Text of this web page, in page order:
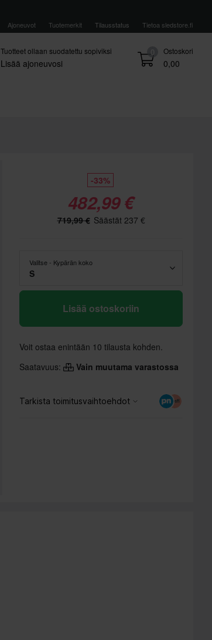
Ajoneuvot Tuotemerkit Tilausstatus Tietoa sledstore.fi
0 Ostoskori
0,00
Tuotteet ollaan suodatettu sopiviksi
Lisää ajoneuvosi
-33%
482,99 €
719,99 € Säästät 237 €
Valitse - Kypärän koko
S
Lisää ostoskoriin
Voit ostaa enintään 10 tilausta kohden.
Saatavuus:
Vain muutama varastossa